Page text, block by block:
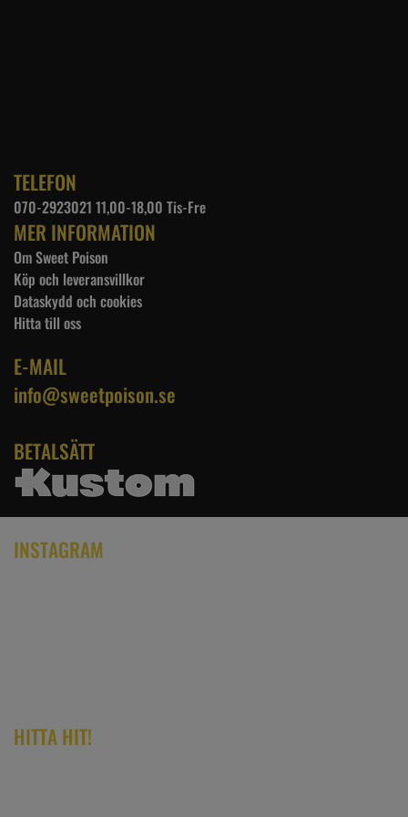
TELEFON
070-2923021 11,00-18,00 Tis-Fre
MER INFORMATION
Om Sweet Poison
Köp och leveransvillkor
Dataskydd och cookies
Hitta till oss
E-MAIL
info@sweetpoison.se
BETALSÄTT
INSTAGRAM
HITTA HIT!